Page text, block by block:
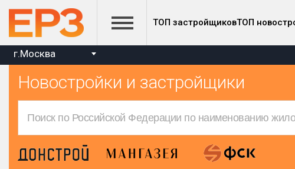
ТОП застройщиковТОП
г.Москва
Новостройки и застройщики